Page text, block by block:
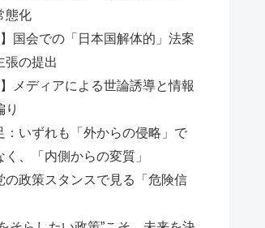
態化
】国会での「日本国解体的」法案
張の提出
】メディアによる世論誘導と情報
り
：いずれも「外からの侵略」で
く、「内側からの変質」
の政策スタンスで見る「危険信